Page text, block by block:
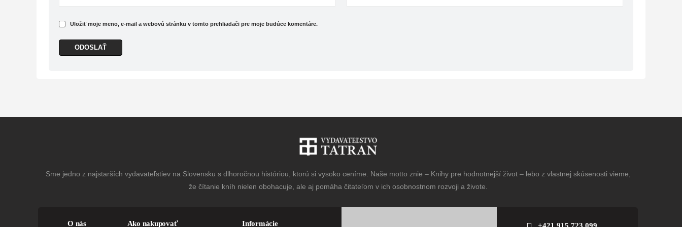
Uložiť moje meno, e-mail a webovú stránku v tomto prehliadači pre moje budúce komentáre.
Sme jedno z najstarších vydavateľstiev na Slovensku s dlhoročnou históriou, ktorú si vysoko ceníme. Naše motto znie – Knihy pre hodnotnejší život – lebo z vlastnej skúsenosti vieme,
že čítanie kníh nielen obohacuje, ale aj pomáha čitateľom v ich osobnostnom rozvoji a živote.
O nás Ako nakupovať Informácie